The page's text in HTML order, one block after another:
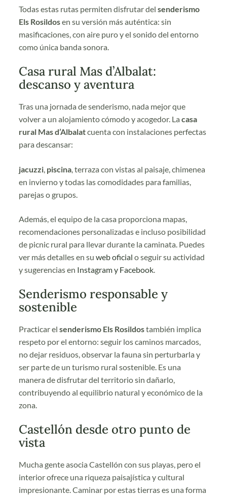
Todas estas rutas permiten disfrutar del senderismo
Els Rosildosen su versión más auténtica: sin
masificaciones, con aire puro y el sonido del entorno
como única banda sonora.
Casa rural Mas d’Albalat:
descanso y aventura
Tras una jornada de senderismo, nada mejor que
volver a un alojamiento cómodo y acogedor. La casa
rural Mas d’Albalatcuenta con instalaciones perfectas
para descansar:
jacuzzi, piscina, terraza con vistas al paisaje, chimenea
en invierno y todas las comodidades para familias,
parejas o grupos.
Además, el equipo de la casa proporciona mapas,
recomendaciones personalizadas e incluso posibilidad
de picnic rural para llevar durante la caminata. Puedes
ver más detalles en su weboficial o seguir su actividad
y sugerencias en Instagramy Facebook.
Senderismo responsable y
sostenible
Practicar el senderismo Els Rosildostambién implica
respeto por el entorno: seguir los caminos marcados,
no dejar residuos, observar la fauna sin perturbarla y
ser parte de un turismo rural sostenible. Es una
manera de disfrutar del territorio sin dañarlo,
contribuyendo al equilibrio natural y económico de la
zona.
Castellón desde otro punto de
vista
Mucha gente asocia Castellón con sus playas, pero el
interior ofrece una riqueza paisajística y cultural
impresionante. Caminar por estas tierras es una forma